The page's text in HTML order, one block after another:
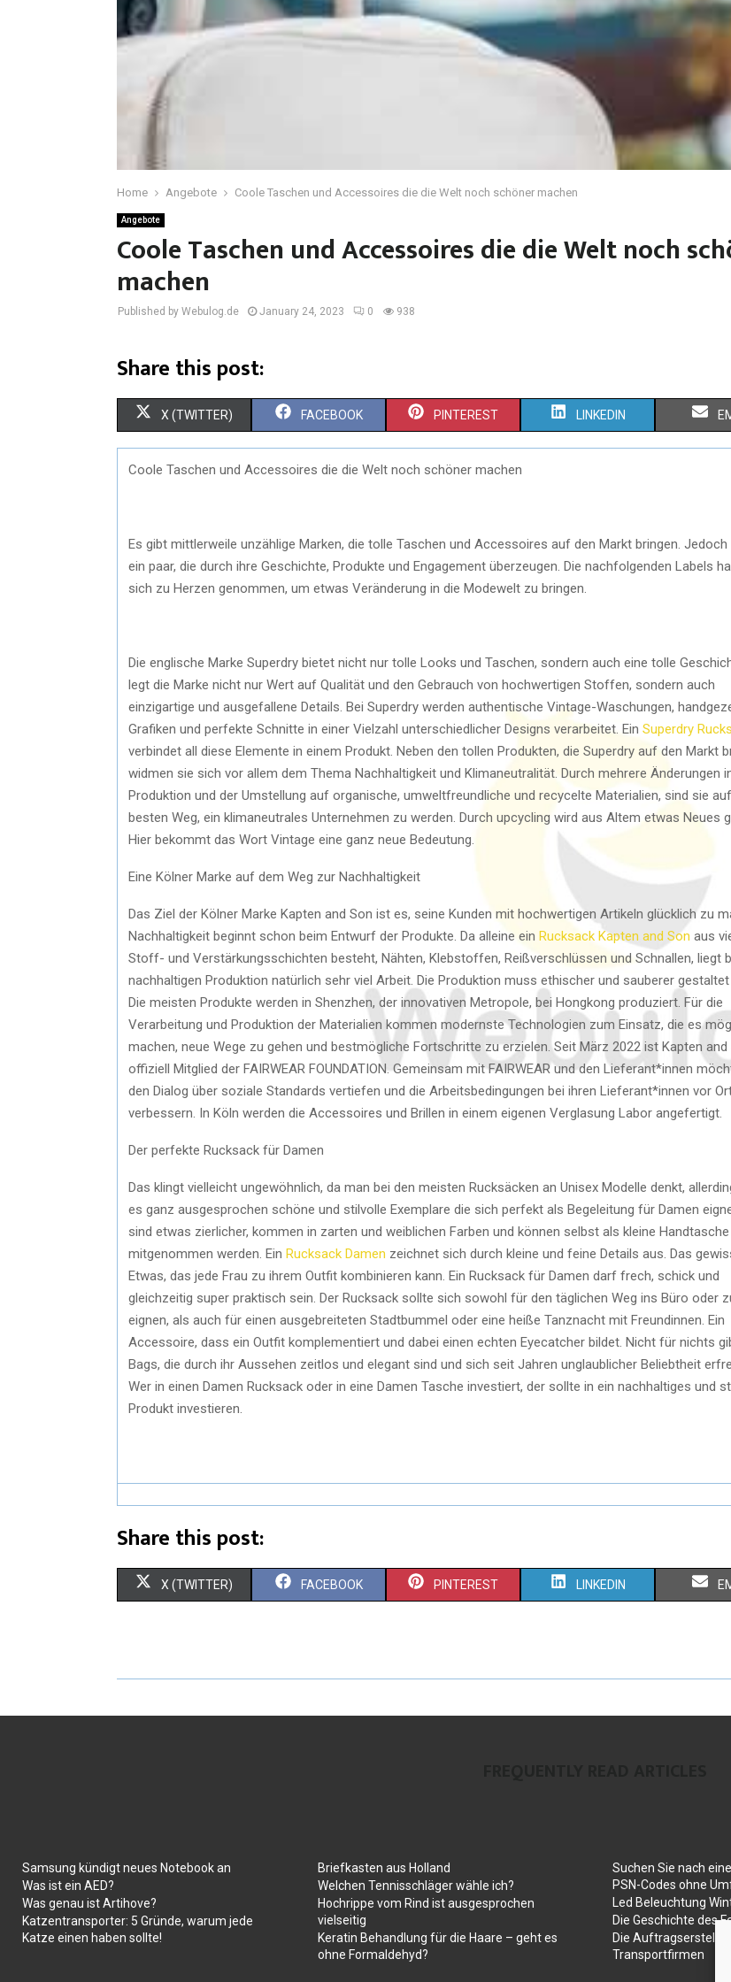
Home Angebote Coole Taschen und Accessoires die die Welt noch schöner machen
Angebote
Coole Taschen und Accessoires die die Welt noch
machen
Published by Webulog.de January 24, 2023 0 938
Share this post:
X (TWITTER) FACEBOOK PINTEREST LINKEDIN
Coole Taschen und Accessoires die die Welt noch schöner machen
Es gibt mittlerweile unzählige Marken, die tolle Taschen und Accessoires auf den Markt bringen. Jedoch
ein paar, die durch ihre Geschichte, Produkte und Engagement überzeugen. Die nachfolgenden Labels
sich zu Herzen genommen, um etwas Veränderung in die Modewelt zu bringen.
Die englische Marke Superdry bietet nicht nur tolle Looks und Taschen, sondern auch eine tolle
legt die Marke nicht nur Wert auf Qualität und den Gebrauch von hochwertigen Stoffen, sondern auch
einzigartige und ausgefallene Details. Bei Superdry werden authentische Vintage-Waschungen,
Grafiken und perfekte Schnitte in einer Vielzahl unterschiedlicher Designs verarbeitet. Ein Superdry
verbindet all diese Elemente in einem Produkt. Neben den tollen Produkten, die Superdry auf den Markt
widmen sie sich vor allem dem Thema Nachhaltigkeit und Klimaneutralität. Durch mehrere Änderungen
Produktion und der Umstellung auf organische, umweltfreundliche und recycelte Materialien, sind sie
besten Weg, ein klimaneutrales Unternehmen zu werden. Durch upcycling wird aus Altem etwas Neues
Hier bekommt das Wort Vintage eine ganz neue Bedeutung.
Eine Kölner Marke auf dem Weg zur Nachhaltigkeit
Das Ziel der Kölner Marke Kapten and Son ist es, seine Kunden mit hochwertigen Artikeln glücklich zu
Nachhaltigkeit beginnt schon beim Entwurf der Produkte. Da alleine ein Rucksack Kapten and Son aus
Stoff- und Verstärkungsschichten besteht, Nähten, Klebstoffen, Reißverschlüssen und Schnallen, liegt
nachhaltigen Produktion natürlich sehr viel Arbeit. Die Produktion muss ethischer und sauberer gestaltet
Die meisten Produkte werden in Shenzhen, der innovativen Metropole, bei Hongkong produziert. Für die
Verarbeitung und Produktion der Materialien kommen modernste Technologien zum Einsatz, die es
machen, neue Wege zu gehen und bestmögliche Fortschritte zu erzielen. Seit März 2022 ist Kapten and
offiziell Mitglied der FAIRWEAR FOUNDATION. Gemeinsam mit FAIRWEAR und den Lieferant*innen
den Dialog über soziale Standards vertiefen und die Arbeitsbedingungen bei ihren Lieferant*innen vor
verbessern. In Köln werden die Accessoires und Brillen in einem eigenen Verglasung Labor angefertigt.
Der perfekte Rucksack für Damen
Das klingt vielleicht ungewöhnlich, da man bei den meisten Rucksäcken an Unisex Modelle denkt,
es ganz ausgesprochen schöne und stilvolle Exemplare die sich perfekt als Begeleitung für Damen
sind etwas zierlicher, kommen in zarten und weiblichen Farben und können selbst als kleine Handtasche
mitgenommen werden. Ein Rucksack Damen zeichnet sich durch kleine und feine Details aus. Das
Etwas, das jede Frau zu ihrem Outfit kombinieren kann. Ein Rucksack für Damen darf frech, schick und
gleichzeitig super praktisch sein. Der Rucksack sollte sich sowohl für den täglichen Weg ins Büro oder
eignen, als auch für einen ausgebreiteten Stadtbummel oder eine heiße Tanznacht mit Freundinnen. Ein
Accessoire, dass ein Outfit komplementiert und dabei einen echten Eyecatcher bildet. Nicht für nichts
Bags, die durch ihr Aussehen zeitlos und elegant sind und sich seit Jahren unglaublicher Beliebtheit
Wer in einen Damen Rucksack oder in eine Damen Tasche investiert, der sollte in ein nachhaltiges und
Produkt investieren.
Share this post:
X (TWITTER) FACEBOOK PINTEREST LINKEDIN
Samsung kündigt neues Notebook an
Was ist ein AED?
Was genau ist Artihove?
Katzentransporter: 5 Gründe, warum jede
Katze einen haben sollte!
Briefkasten aus Holland
Welchen Tennisschläger wähle ich?
Hochrippe vom Rind ist ausgesprochen
vielseitig
Keratin Behandlung für die Haare – geht es
ohne Formaldehyd?
Suchen Sie nach
PSN-Codes ohne
Led Beleuchtung
Die Geschichte des
Die
Transportfirmen